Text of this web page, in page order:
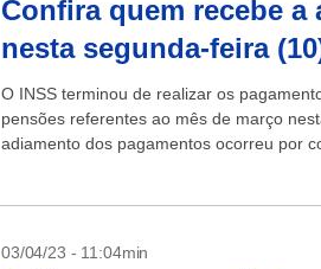
Confira quem recebe a
nesta segunda-feira
O INSS terminou de realizar os
pensões referentes ao mês de março
adiamento dos pagamentos ocorreu por
03/04/23 - 11:04min